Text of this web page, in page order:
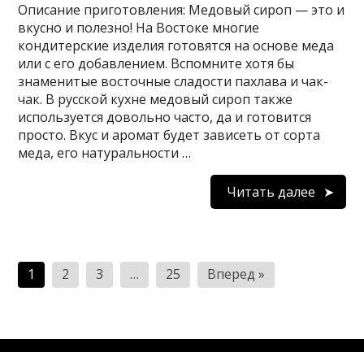
Описание приготовления: Медовый сироп — это и
вкусно и полезно! На Востоке многие
кондитерские изделия готовятся на основе меда
или с его добавлением. Вспомните хотя бы
знаменитые восточные сладости пахлава и чак-
чак. В русской кухне медовый сироп также
используется довольно часто, да и готовится
просто. Вкус и аромат будет зависеть от сорта
меда, его натуральности …
Читать далее
Пагинация
записей
1 2 3 … 25 Вперед »